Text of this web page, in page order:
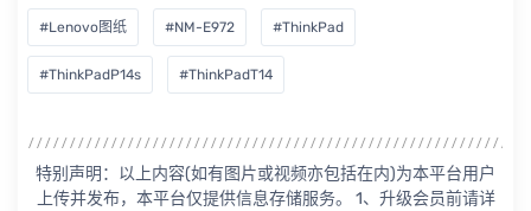
#Lenovo图纸 #NM-E972 #ThinkPad
#ThinkPadP14s #ThinkPadT14
特别声明：以上内容(如有图片或视频亦包括在内)为本平台用户
上传并发布，本平台仅提供信息存储服务。 1、升级会员前请详